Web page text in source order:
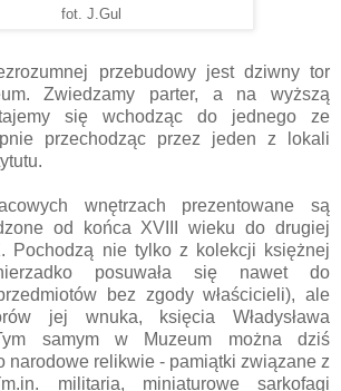
fot. J.Gul
przebudowy jest dziwny tor
Zwiedzamy parter, a na wyższą
się wchodząc do jednego ze
przechodząc przez jeden z lokali
wnętrzach prezentowane są
od końca XVIII wieku do drugiej
Pochodzą nie tylko z kolekcji księżnej
posuwała się nawet do
bez zgody właścicieli), ale
jej wnuka, księcia Władysława
samym w Muzeum można dziś
narodowe relikwie - pamiątki związane z
militaria, miniaturowe sarkofagi